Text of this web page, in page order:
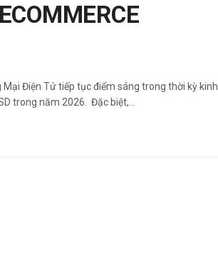
Điện Tử tiếp tục điểm sáng trong thời kỳ kinh
trong năm 2026. Đặc biệt,…